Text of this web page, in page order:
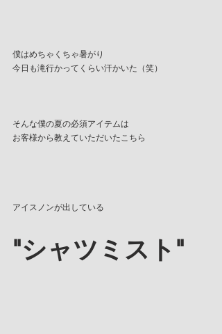
僕はめちゃくちゃ暑がり
今日も滝行かってくらい汗かいた（笑）
そんな僕の夏の必須アイテムは
お客様から教えていただいたこちら
アイスノンが出している
"シャツミスト"